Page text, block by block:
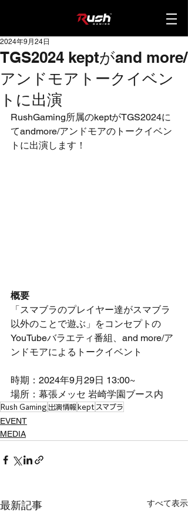
TGS2024 keptがand more/
アンドモアトークイベン
トに出演
2024年9月24日
RushGaming所属のkeptがTGS2024に
てandmore/アンドモアのトークイベン
トに出演します！
概要
「スマブラのプレイヤー達がスマブラ
以外のことで遊ぶ」をコンセプトの
YouTubeバラエティ番組、and more/ア
ンドモアによるトークイベント
時期：2024年9月29日 13:00~
場所：幕張メッセ 岩崎学園ブース内
Rush Gaming 出演情報 kept スマブラ
EVENT
MEDIA
最新記事 すべて表示